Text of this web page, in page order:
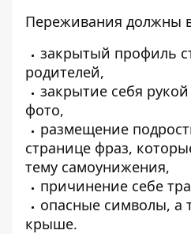
Переживания должны
закрытый профиль
родителей,
закрытие себя
фото,
размещение
странице фраз,
тему самоунижения,
причинение себе
опасные символы, а
крыше.